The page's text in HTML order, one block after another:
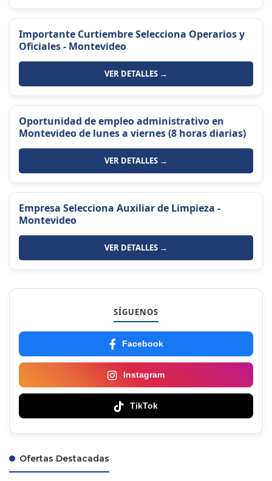
Importante Curtiembre Selecciona Operarios y
Oficiales - Montevideo
VER DETALLES →
Oportunidad de empleo administrativo en
Montevideo de lunes a viernes (8 horas diarias)
VER DETALLES →
Empresa Selecciona Auxiliar de Limpieza -
Montevideo
VER DETALLES →
SÍGUENOS
Facebook
Instagram
TikTok
Ofertas Destacadas